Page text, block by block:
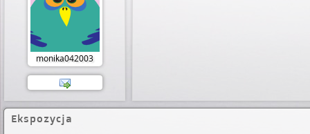
monika042003
Ekspozycja